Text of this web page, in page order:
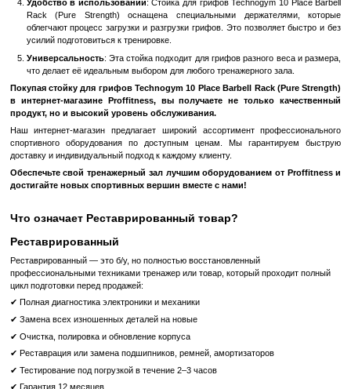
материалов делают его незаменимым элементом для любого
Преимущества и особенности стойки для грифов
Barbell Rack (Pure Strength):
Высокое качество материалов: Стойка изготовлена из
Антикоррозийное покрытие защищает оборудование от
внешних факторов.
Эргономичный дизайн
: Благодаря продуманному дизайну,
минимум пространства и позволяет разместить до 10
Безопасность и стабильность: Широкое основание и
предотвращает случайные падения и обеспечивает
Удобство в использовании: Стойка для грифов Technogym
Rack (Pure Strength) оснащена специальными
облегчают процесс загрузки и разгрузки грифов. Это
усилий подготовиться к тренировке.
Универсальность: Эта стойка подходит для грифов разного
что делает её идеальным выбором для любого тренажерного
Покупая стойку для грифов Technogym 10 Place Barbell Rack